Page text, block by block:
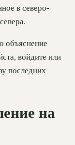
в северо-
объяснение
войдите или
последних
на